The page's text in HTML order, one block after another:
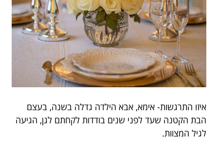
איזו התרגשות- אימא, אבא הילדה גדלה בשנה, בעצם
הבת הקטנה שעד לפני שנים בודדות לקחתם לגן, הגיעה
לגיל המצוות.